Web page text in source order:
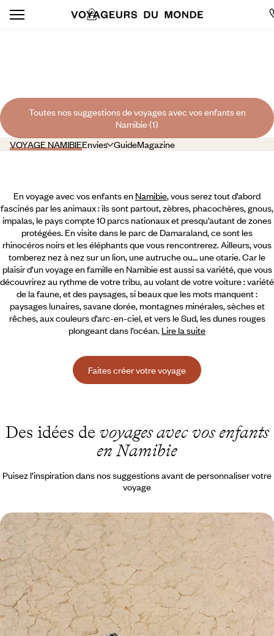
Toutes nos suggestions de voyages avec vos enfants en
Namibie (1)
VOYAGE NAMIBIEEnvies GuideMagazine
En voyage avec vos enfants en Namibie, vous serez tout d’abord
fascinés par les animaux : ils sont partout, zèbres, phacochères, gnous,
impalas, le pays compte 10 parcs nationaux et presqu’autant de zones
protégées. En visite dans le parc de Damaraland, ce sont les
rhinocéros noirs et les éléphants que vous rencontrerez. Ailleurs, vous
tomberez nez à nez sur un lion, une autruche ou… une otarie. Car le
plaisir d’un voyage en famille en Namibie est aussi sa variété, que vous
découvrirez au rythme de votre tribu, au volant de votre voiture :variété
de la faune, et des paysages, si beaux que les mots manquent :
paysages lunaires, savane dorée, montagnes minérales, sèches et
rêches, aux couleurs d’arc-en-ciel, et vers le Sud, les dunes rouges
plongeant dans l’océan. Lire la suite
Faites créer votre voyage
Des idées de voyages avec vos enfants
en Namibie
Puisez l’inspiration dans nos suggestions avant de personnaliser votre
voyage
Sur les pistes de Namibie - La grande aventure avec
vos ados
De l'infinité de l'Etosha Pan au plus vieux désert au monde, embarquer
dans votre propre 4x4 pour sillonner la Namibie en famille
17 jours, de CHF 4900 à CHF 6800